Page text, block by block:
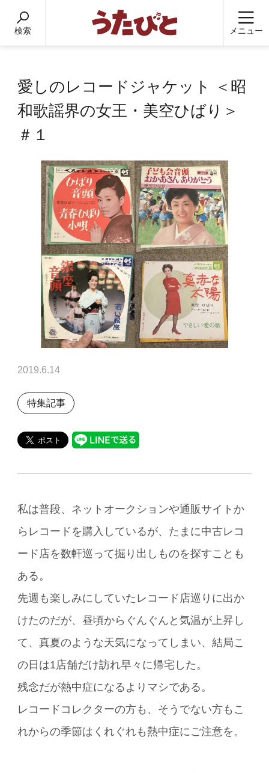
検索 メニュー
愛しのレコードジャケット ＜昭
和歌謡界の女王・美空ひばり＞
＃１
2019.6.14
特集記事
私は普段、ネットオークションや通販サイトか
らレコードを購入しているが、たまに中古レコ
ード店を数軒巡って掘り出しものを探すことも
ある。
先週も楽しみにしていたレコード店巡りに出か
けたのだが、昼頃からぐんぐんと気温が上昇し
て、真夏のような天気になってしまい、結局こ
の日は1店舗だけ訪れ早々に帰宅した。
残念だが熱中症になるよりマシである。
レコードコレクターの方も、そうでない方もこ
れからの季節はくれぐれも熱中症にご注意を。